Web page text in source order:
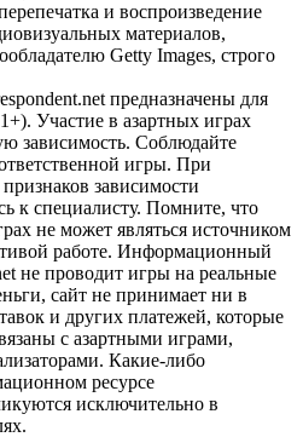
и воспроизведение
материалов,
Getty Images, строго
предназначены для
Участие в азартных играх
зависимость. Соблюдайте
игры. При
зависимости
к специалисту. Помните, что
не может являться источником
работе. Информационный
не проводит игры на реальные
сайт не принимает ни в
и других платежей, которые
с азартными играми,
Какие-либо
ресурсе
исключительно в